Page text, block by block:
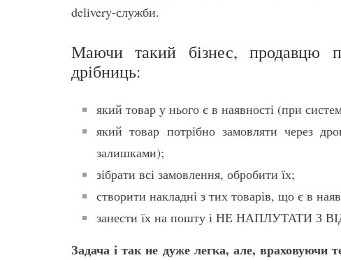
delivery-служби.
Маючи такий бізнес, продавцю
дрібниць:
який товар у нього є в наявності (при
який товар потрібно замовляти через
залишками);
зібрати всі замовлення, обробити їх;
створити накладні з тих товарів, що є в
занести їх на пошту і НЕ НАПЛУТАТИ З
Задача і так не дуже легка, але, враховуючи